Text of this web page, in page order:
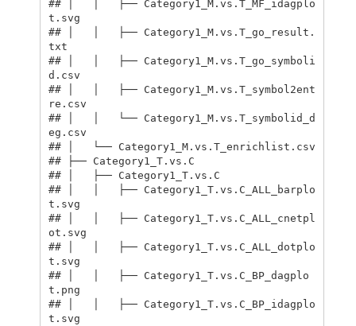
## │   │   ├── Category1_M.vs.T_MF_idagplo
t.svg
## │   │   ├── Category1_M.vs.T_go_result.
txt
## │   │   ├── Category1_M.vs.T_go_symboli
d.csv
## │   │   ├── Category1_M.vs.T_symbol2ent
re.csv
## │   │   └── Category1_M.vs.T_symbolid_d
eg.csv
## │   └── Category1_M.vs.T_enrichlist.csv
## ├── Category1_T.vs.C
## │   ├── Category1_T.vs.C
## │   │   ├── Category1_T.vs.C_ALL_barplo
t.svg
## │   │   ├── Category1_T.vs.C_ALL_cnetpl
ot.svg
## │   │   ├── Category1_T.vs.C_ALL_dotplo
t.svg
## │   │   ├── Category1_T.vs.C_BP_dagplo
t.png
## │   │   ├── Category1_T.vs.C_BP_idagplo
t.svg